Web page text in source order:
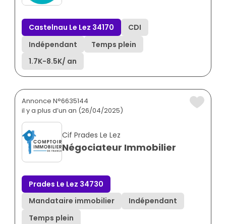
Castelnau Le Lez 34170
CDI
Indépendant
Temps plein
1.7K-8.5K/ an
Annonce N°6635144
il y a plus d’un an (26/04/2025)
Cif Prades Le Lez
Négociateur Immobilier
Prades Le Lez 34730
Mandataire immobilier
Indépendant
Temps plein